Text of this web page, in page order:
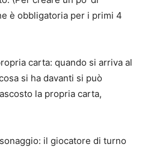
è obbligatoria per i primi 4
carta: quando si arriva al
si ha davanti si può
la propria carta,
il giocatore di turno